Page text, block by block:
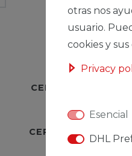
otras nos
usuario.
cookies y
Privacy
Esencial
DHL